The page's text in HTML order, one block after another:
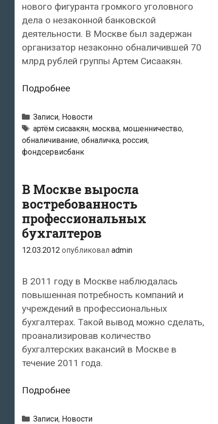
нового фигуранта громкого уголовного
дела о незаконной банковской
деятельности. В Москве был задержан
организатор незаконно обналичившей 70
млрд рублей группы Артем Сисаакян.
ПодробнееРоссийская
задержала
организатора
схемы
по
70
млрд
рублей
Рубрики
Записи, Новости
Метки
артём сисаакян, москва, мошенничество,
обналичивание, обналичка, россия,
фондсервисбанк
В Москве выросла
востребованность
профессиональных
бухгалтеров
12.03.2012 опубликовал admin
В 2011 году в Москве наблюдалась
повышенная потребность компаний и
учреждений в профессиональных
бухгалтерах. Такой вывод можно сделать,
проанализировав количество
бухгалтерских вакансий в Москве в
течение 2011 года.
ПодробнееВ
выросла
Рубрики
Записи, Новости